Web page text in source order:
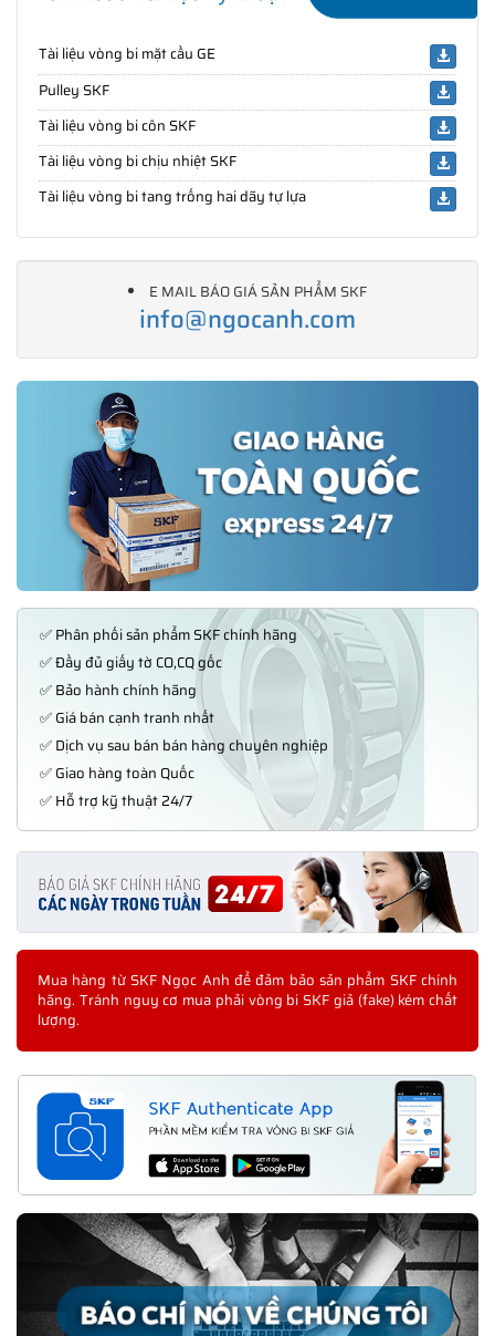
Tài liệu vòng bi mặt cầu GE
Pulley SKF
Tài liệu vòng bi côn SKF
Tài liệu vòng bi chịu nhiệt SKF
Tài liệu vòng bi tang trống hai dãy tự lựa
E MAIL BÁO GIÁ SẢN PHẨM SKF
info@ngocanh.com
✅ Phân phối sản phẩm SKF chính hãng
✅ Đầy đủ giấy tờ CO,CQ gốc
✅ Bảo hành chính hãng
✅ Giá bán cạnh tranh nhất
✅ Dịch vụ sau bán bán hàng chuyên nghiệp
✅ Giao hàng toàn Quốc
✅ Hỗ trợ kỹ thuật 24/7
Mua hàng từ SKF Ngọc Anh để đảm bảo sản phẩm SKF chính
hãng. Tránh nguy cơ mua phải vòng bi SKF giả (fake) kém chất
lượng.